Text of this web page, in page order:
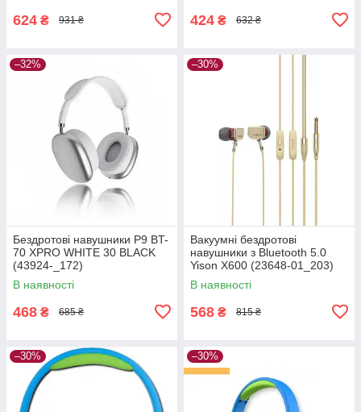
624 ₴ 931 ₴ 424 ₴ 632 ₴
–32%
Бездротові навушники P9 BT-
70 XPRO WHITE 30 BLACK
(43924-_172)
В наявності
468 ₴ 685 ₴
–30%
Вакуумні бездротові
навушники з Bluetooth 5.0
Yison X600 (23648-01_203)
В наявності
568 ₴ 815 ₴
–30% –30%